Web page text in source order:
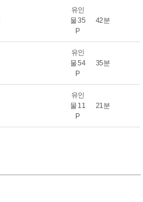
유인
물 35
P
42분
유인
물 54
P
35분
유인
물 11
P
21분